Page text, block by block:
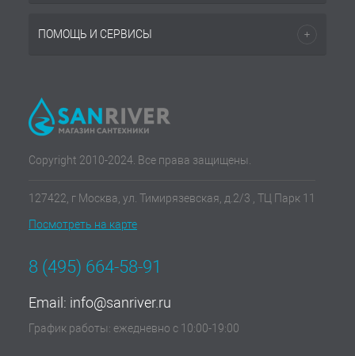
ПОМОЩЬ И СЕРВИСЫ
Copyright 2010-2024. Все права защищены.
127422, г Москва, ул. Тимирязевская, д.2/3 , ТЦ Парк 11
Посмотреть на карте
8 (495) 664-58-91
Email: info@sanriver.ru
График работы: ежедневно с 10:00-19:00